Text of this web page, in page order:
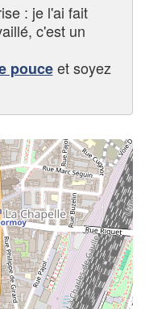
: je l'ai fait
c'est un
pouceet soyez